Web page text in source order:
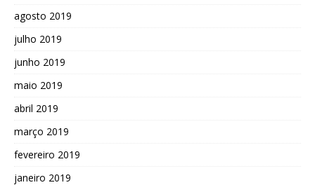
agosto 2019
julho 2019
junho 2019
maio 2019
abril 2019
março 2019
fevereiro 2019
janeiro 2019